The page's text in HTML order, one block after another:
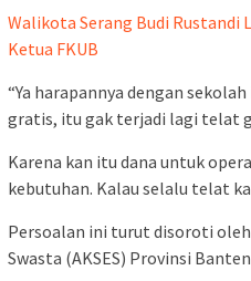
Walikota Serang Budi Rustandi
Ketua FKUB
“Ya harapannya dengan
gratis, itu gak terjadi lagi telat
Karena kan itu dana untuk
kebutuhan. Kalau selalu telat
Persoalan ini turut disoroti oleh
Swasta (AKSES) Provinsi